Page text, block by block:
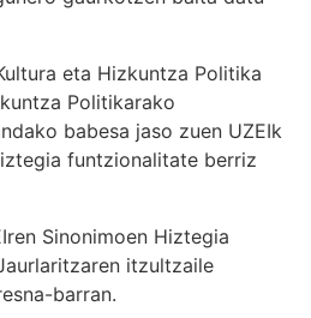
eta Hizkuntza Politika
Politikarako
babesa jaso zuen UZEIk
funtzionalitate berriz
Sinonimoen Hiztegia
itzultzaile
barran.